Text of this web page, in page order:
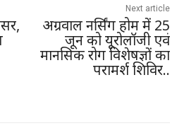
Next article
अग्रवाल नर्सिंग होम में 25
जून को यूरोलॉजी एवं
मानसिक रोग विशेषज्ञों का
परामर्श शिविर..